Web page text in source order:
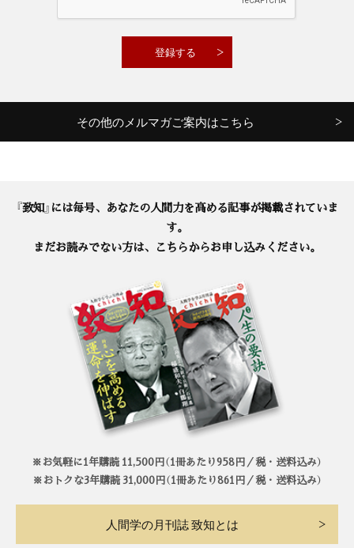
その他のメルマガご案内はこちら
『致知』には毎号、あなたの人間力を高める記事が掲載されていま
す。
まだお読みでない方は、こちらからお申し込みください。
※お気軽に1年購読 11,500円（1冊あたり958円／税・送料込み）
※おトクな3年購読 31,000円（1冊あたり861円／税・送料込み）
人間学の月刊誌 致知とは